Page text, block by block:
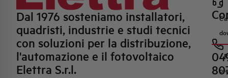
Dal 1976 sosteniamo installatori,
quadristi, industrie e studi tecnici
con soluzioni per la distribuzione,
l'automazione e il fotovoltaico
Elettra S.r.l.